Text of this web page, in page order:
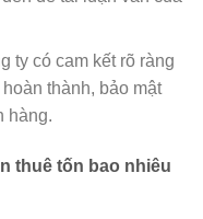
ty có cam kết rõ ràng
thành, bảo mật
hàng.
thuê tốn bao nhiêu